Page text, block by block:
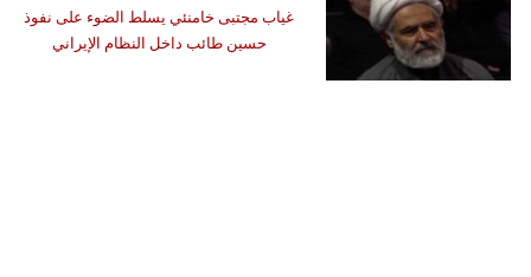
غياب مجتبى خامنئي يسلط الضوء على نفوذ
حسين طائب داخل النظام الإيراني